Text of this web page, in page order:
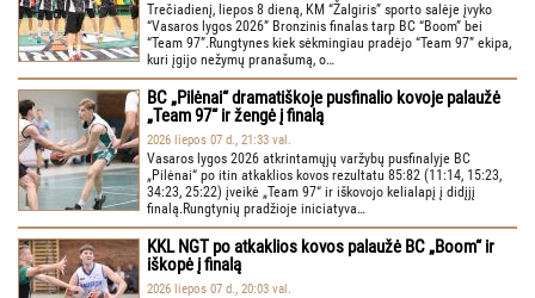
Trečiadienį, liepos 8 dieną, KM “Žalgiris” sporto salėje įvyko
“Vasaros lygos 2026” Bronzinis finalas tarp BC “Boom” bei
“Team 97”.Rungtynes kiek sėkmingiau pradėjo “Team 97” ekipa,
kuri įgijo nežymų pranašumą, o…
BC „Pilėnai“ dramatiškoje pusfinalio kovoje palaužė
„Team 97“ ir žengė į finalą
2026 liepos 07 d., 21:33 val.
Vasaros lygos 2026 atkrintamųjų varžybų pusfinalyje BC
„Pilėnai“ po itin atkaklios kovos rezultatu 85:82 (11:14, 15:23,
34:23, 25:22) įveikė „Team 97“ ir iškovojo kelialapį į didįjį
finalą.Rungtynių pradžioje iniciatyva…
KKL NGT po atkaklios kovos palaužė BC „Boom“ ir
iškopė į finalą
2026 liepos 07 d., 20:03 val.